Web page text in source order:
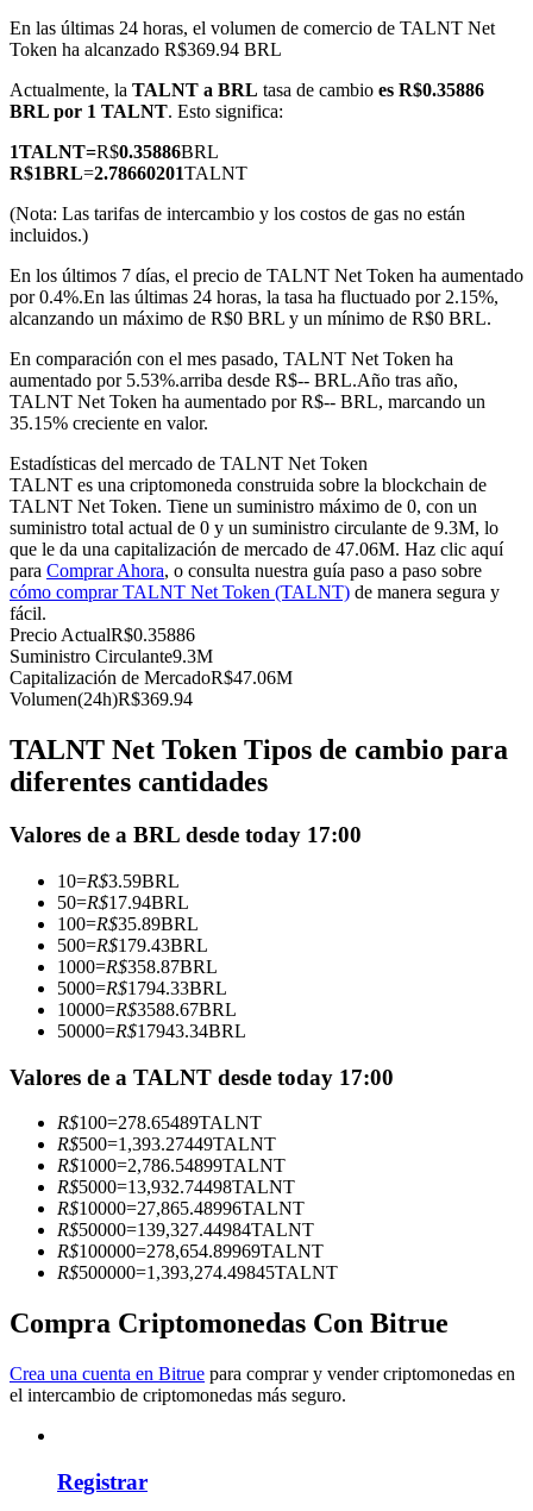
TradFi
Derivados de acciones, divisas, metales preciosos y materias
primas
Futuros que utilizan USDC como garantía
Copiar Trading
Únete a los mejores traders
Conviértete en un Trader de Copia
Disfruta del reparto de beneficios y comisiones de copy trading
Información
Análisis de big data que incluye información comercial, etc.
Guía
En las últimas 24 horas, el volumen de comercio de TALNT Net
Token ha alcanzado R$369.94 BRL
Actualmente, la TALNT a BRL tasa de cambio es R$0.35886
BRL por 1 TALNT. Esto significa:
1TALNT=R$0.35886BRL
R$1BRL=2.78660201TALNT
(Nota: Las tarifas de intercambio y los costos de gas no están
incluidos.)
En los últimos 7 días, el precio de TALNT Net Token ha aumentado
por 0.4%.En las últimas 24 horas, la tasa ha fluctuado por 2.15%,
alcanzando un máximo de R$0 BRL y un mínimo de R$0 BRL.
En comparación con el mes pasado, TALNT Net Token ha
aumentado por 5.53%.arriba desde R$-- BRL.Año tras año,
TALNT Net Token ha aumentado por R$-- BRL, marcando un
35.15% creciente en valor.
Estadísticas del mercado de TALNT Net Token
TALNT es una criptomoneda construida sobre la blockchain de
TALNT Net Token. Tiene un suministro máximo de 0, con un
suministro total actual de 0 y un suministro circulante de 9.3M, lo
que le da una capitalización de mercado de 47.06M. Haz clic aquí
para Comprar Ahora, o consulta nuestra guía paso a paso sobre
cómo comprar TALNT Net Token (TALNT) de manera segura y
fácil.
Precio ActualR$0.35886
Suministro Circulante9.3M
Capitalización de MercadoR$47.06M
Volumen(24h)R$369.94
TALNT Net Token Tipos de cambio para
diferentes cantidades
Valores de a BRL desde today 17:00
10=R$3.59BRL
50=R$17.94BRL
100=R$35.89BRL
500=R$179.43BRL
1000=R$358.87BRL
5000=R$1794.33BRL
10000=R$3588.67BRL
50000=R$17943.34BRL
Valores de a TALNT desde today 17:00
R$100=278.65489TALNT
R$500=1,393.27449TALNT
R$1000=2,786.54899TALNT
R$5000=13,932.74498TALNT
R$10000=27,865.48996TALNT
R$50000=139,327.44984TALNT
R$100000=278,654.89969TALNT
R$500000=1,393,274.49845TALNT
Compra Criptomonedas Con Bitrue
Crea una cuenta en Bitrue para comprar y vender criptomonedas en
el intercambio de criptomonedas más seguro.
Registrar